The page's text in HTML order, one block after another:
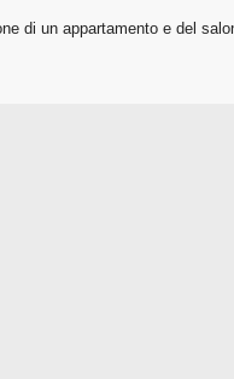
di un appartamento e del